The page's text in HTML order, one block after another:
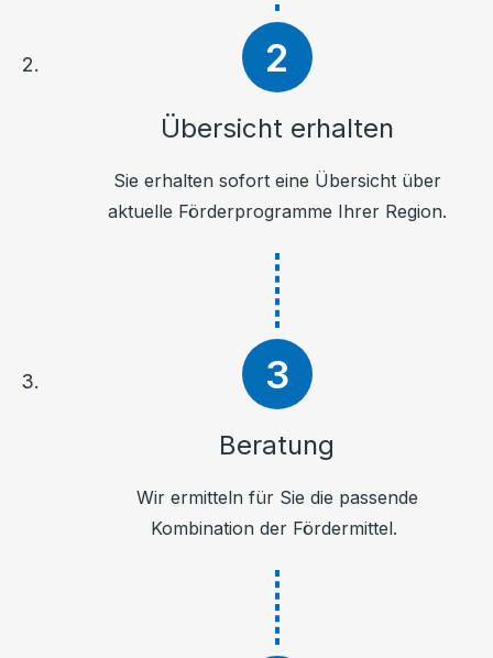
Übersicht erhalten
Sie erhalten sofort eine Übersicht über
aktuelle Förderprogramme Ihrer Region.
Beratung
Wir ermitteln für Sie die passende
Kombination der Fördermittel.